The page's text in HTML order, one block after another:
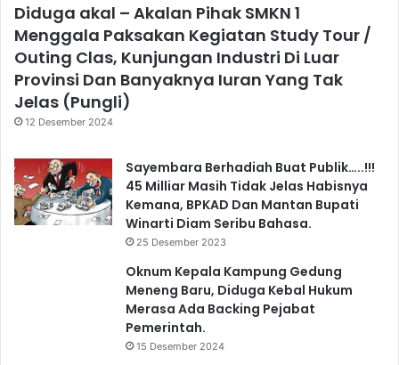
Diduga akal – Akalan Pihak SMKN 1
Menggala Paksakan Kegiatan Study Tour /
Outing Clas, Kunjungan Industri Di Luar
Provinsi Dan Banyaknya Iuran Yang Tak
Jelas (Pungli)
12 Desember 2024
Sayembara Berhadiah Buat Publik…..!!!
45 Milliar Masih Tidak Jelas Habisnya
Kemana, BPKAD Dan Mantan Bupati
Winarti Diam Seribu Bahasa.
25 Desember 2023
Oknum Kepala Kampung Gedung
Meneng Baru, Diduga Kebal Hukum
Merasa Ada Backing Pejabat
Pemerintah.
15 Desember 2024